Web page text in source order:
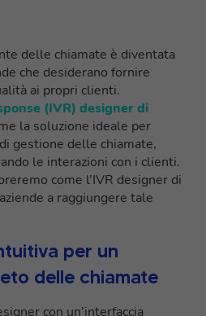
delle chiamate è diventata
che desiderano fornire
ai propri clienti.
(IVR) designer di
la soluzione ideale per
gestione delle chiamate,
le interazioni con i clienti.
come l’IVR designer di
a raggiungere tale
per un
delle chiamate
con un’interfaccia